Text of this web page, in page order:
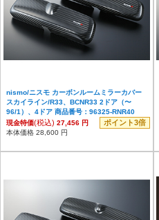
nismo/ニスモ カーボンルームミラーカバー
スカイライン/R33、BCNR33 2ドア（〜
96/1）、4ドア 商品番号：96325-RNR40
現金特価(税込) 27,456 円 ポイント3倍
本体価格 28,600 円